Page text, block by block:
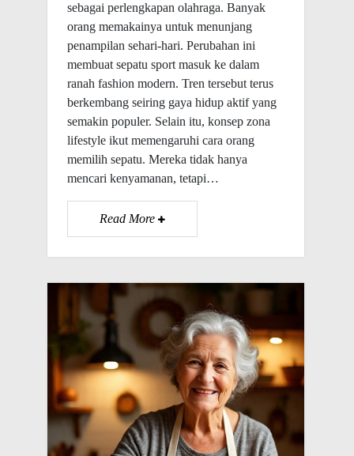
sebagai perlengkapan olahraga. Banyak
orang memakainya untuk menunjang
penampilan sehari-hari. Perubahan ini
membuat sepatu sport masuk ke dalam
ranah fashion modern. Tren tersebut terus
berkembang seiring gaya hidup aktif yang
semakin populer. Selain itu, konsep zona
lifestyle ikut memengaruhi cara orang
memilih sepatu. Mereka tidak hanya
mencari kenyamanan, tetapi…
Read More